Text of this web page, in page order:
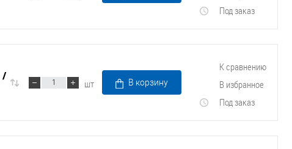
Под заказ
/
шт В корзину
К сравнению
В избранное
Под заказ